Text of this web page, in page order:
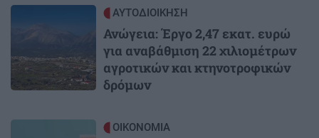
ΑΥΤΟΔΙΟΙΚΗΣΗ
Ανώγεια: Έργο 2,47 εκατ. ευρώ
για αναβάθμιση 22 χιλιομέτρων
αγροτικών και κτηνοτροφικών
δρόμων
ΟΙΚΟΝΟΜΙΑ